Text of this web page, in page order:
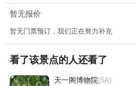
暂无报价
暂无门票预订，我们正在努力补充
看了该景点的人还看了
天一阁博物院(5A)